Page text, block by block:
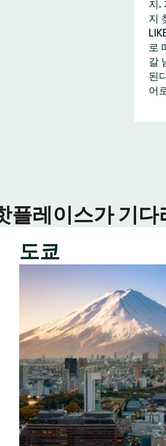
지.
지
로
갈
된
어
플레이스가 기
도쿄